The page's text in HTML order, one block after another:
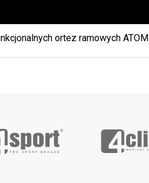
ortez ramowych ATOM